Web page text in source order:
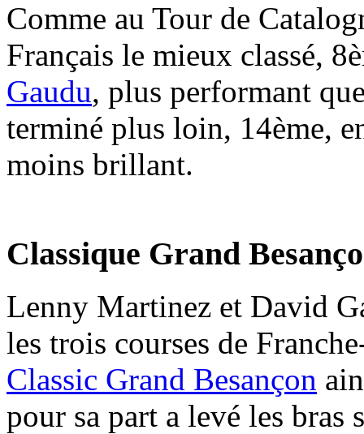
Comme au Tour de
Français le mieux classé,
Gaudu, plus performant
terminé plus loin, 14ème,
moins brillant.
Classique Grand
Lenny Martinez et David
les trois courses de
Classic Grand Besançon
pour sa part a levé les bras